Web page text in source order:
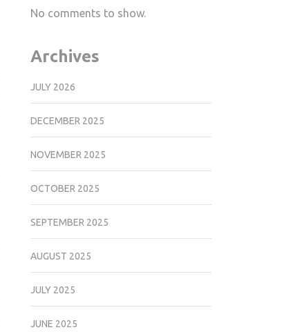
No comments to show.
Archives
JULY 2026
DECEMBER 2025
NOVEMBER 2025
OCTOBER 2025
SEPTEMBER 2025
AUGUST 2025
JULY 2025
JUNE 2025